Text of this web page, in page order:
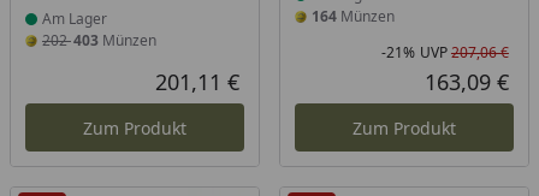
Am Lager
202403 Münzen
Aktueller Preis
201,11 €
Zum Produkt
164Münzen
-21% UVP207,06 €
163,09 €
Zum Produkt